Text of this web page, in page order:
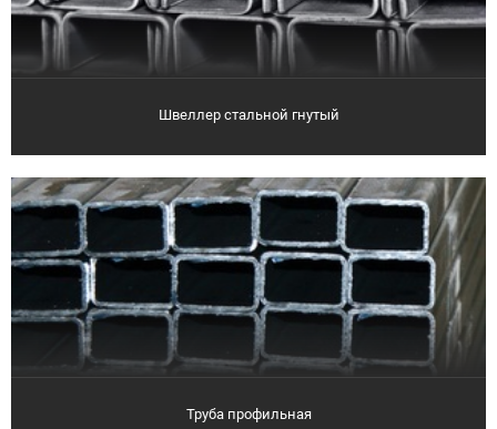
Швеллер стальной гнутый
Труба профильная